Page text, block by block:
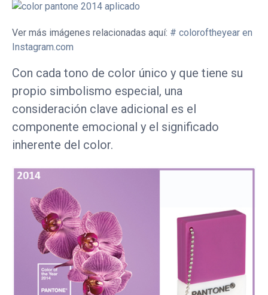
Ver más imágenes relacionadas aquí: # coloroftheyear en
Instagram.com
Con cada tono de color único y que tiene su
propio simbolismo especial, una
consideración clave adicional es el
componente emocional y el significado
inherente del color.